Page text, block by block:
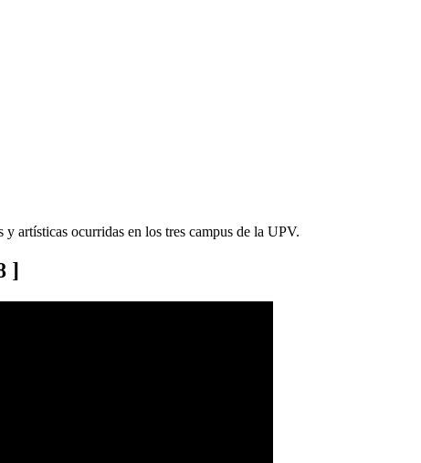
artísticas ocurridas en los tres campus de la UPV.
]